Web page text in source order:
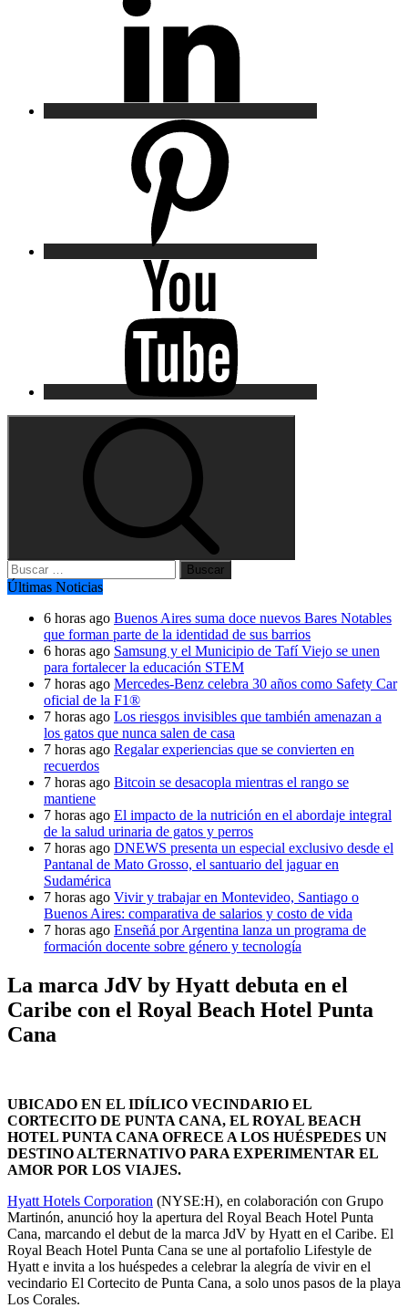
Buscar:
Últimas Noticias
6 horas ago Buenos Aires suma doce nuevos Bares Notables
que forman parte de la identidad de sus barrios
6 horas ago Samsung y el Municipio de Tafí Viejo se unen
para fortalecer la educación STEM
7 horas ago Mercedes-Benz celebra 30 años como Safety Car
oficial de la F1®
7 horas ago Los riesgos invisibles que también amenazan a
los gatos que nunca salen de casa
7 horas ago Regalar experiencias que se convierten en
recuerdos
7 horas ago Bitcoin se desacopla mientras el rango se
mantiene
7 horas ago El impacto de la nutrición en el abordaje integral
de la salud urinaria de gatos y perros
7 horas ago DNEWS presenta un especial exclusivo desde el
Pantanal de Mato Grosso, el santuario del jaguar en
Sudamérica
7 horas ago Vivir y trabajar en Montevideo, Santiago o
Buenos Aires: comparativa de salarios y costo de vida
7 horas ago Enseñá por Argentina lanza un programa de
formación docente sobre género y tecnología
La marca JdV by Hyatt debuta en el
Caribe con el Royal Beach Hotel Punta
Cana
UBICADO EN EL IDÍLICO VECINDARIO EL
CORTECITO DE PUNTA CANA, EL ROYAL BEACH
HOTEL PUNTA CANA OFRECE A LOS HUÉSPEDES UN
DESTINO ALTERNATIVO PARA EXPERIMENTAR EL
AMOR POR LOS VIAJES.
Hyatt Hotels Corporation (NYSE:H), en colaboración con Grupo
Martinón, anunció hoy la apertura del Royal Beach Hotel Punta
Cana, marcando el debut de la marca JdV by Hyatt en el Caribe. El
Royal Beach Hotel Punta Cana se une al portafolio Lifestyle de
Hyatt e invita a los huéspedes a celebrar la alegría de vivir en el
vecindario El Cortecito de Punta Cana, a solo unos pasos de la playa
Los Corales.